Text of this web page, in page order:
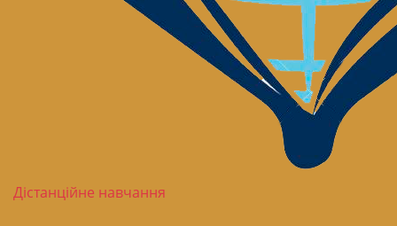
Дістанційне навчання